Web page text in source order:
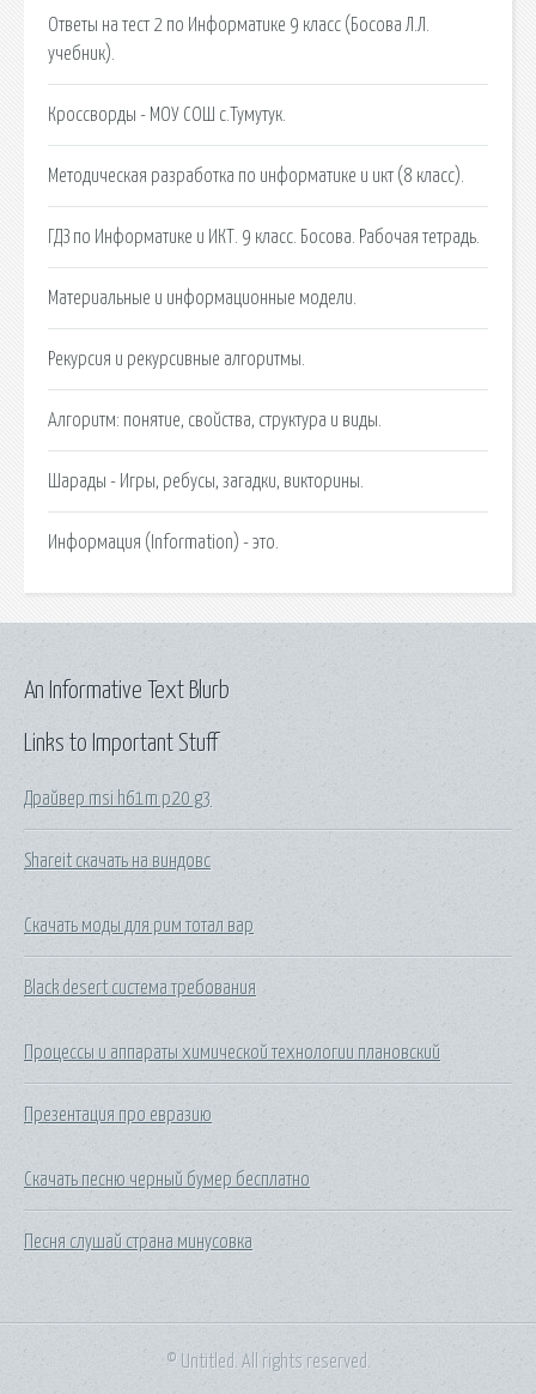
Ответы на тест 2 по Информатике 9 класс (Босова Л.Л.
учебник).
Кроссворды - МОУ СОШ с.Тумутук.
Методическая разработка по информатике и икт (8 класс).
ГДЗ по Информатике и ИКТ. 9 класс. Босова. Рабочая тетрадь.
Материальные и информационные модели.
Рекурсия и рекурсивные алгоритмы.
Алгоритм: понятие, свойства, структура и виды.
Шарады - Игры, ребусы, загадки, викторины.
Информация (Information) - это.
Links to Important Stuff
Драйвер msi h61m p20 g3
Shareit скачать на виндовс
Скачать моды для рим тотал вар
Black desert система требования
Процессы и аппараты химической технологии плановский
Презентация про евразию
Скачать песню черный бумер бесплатно
Песня слушай страна минусовка
An Informative Text Blurb
© Untitled. All rights reserved.